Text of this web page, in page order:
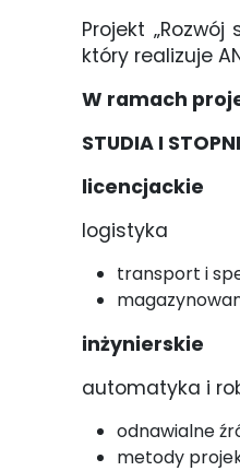
Projekt
który realizuje
W ramach
STUDIA I
licencjackie
logistyka
transport i
inżynierskie
automatyka i
odnawialne
metody